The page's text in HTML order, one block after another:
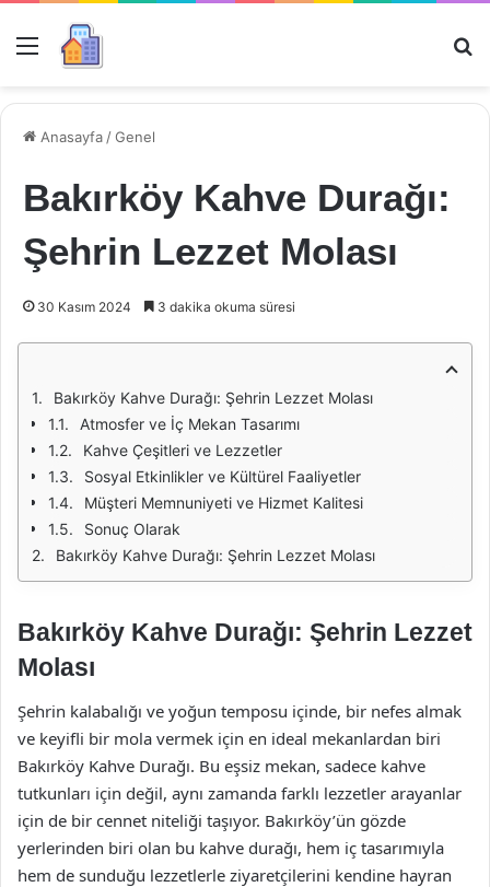
Menü
Anasayfa /Genel
Bakırköy Kahve Durağı:
Şehrin Lezzet Molası
30 Kasım 2024 3 dakika okuma süresi
Bakırköy Kahve Durağı: Şehrin Lezzet Molası
Atmosfer ve İç Mekan Tasarımı
Kahve Çeşitleri ve Lezzetler
Sosyal Etkinlikler ve Kültürel Faaliyetler
Müşteri Memnuniyeti ve Hizmet Kalitesi
Sonuç Olarak
Bakırköy Kahve Durağı: Şehrin Lezzet Molası
Bakırköy Kahve Durağı: Şehrin Lezzet
Molası
Şehrin kalabalığı ve yoğun temposu içinde, bir nefes almak
ve keyifli bir mola vermek için en ideal mekanlardan biri
Bakırköy Kahve Durağı. Bu eşsiz mekan, sadece kahve
tutkunları için değil, aynı zamanda farklı lezzetler arayanlar
için de bir cennet niteliği taşıyor. Bakırköy’ün gözde
yerlerinden biri olan bu kahve durağı, hem iç tasarımıyla
hem de sunduğu lezzetlerle ziyaretçilerini kendine hayran